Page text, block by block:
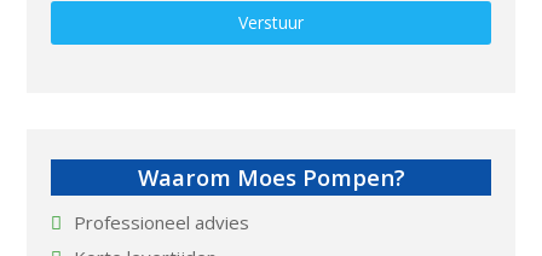
Gelieve dit veld leeg te laten.
Waarom Moes Pompen?
Professioneel advies